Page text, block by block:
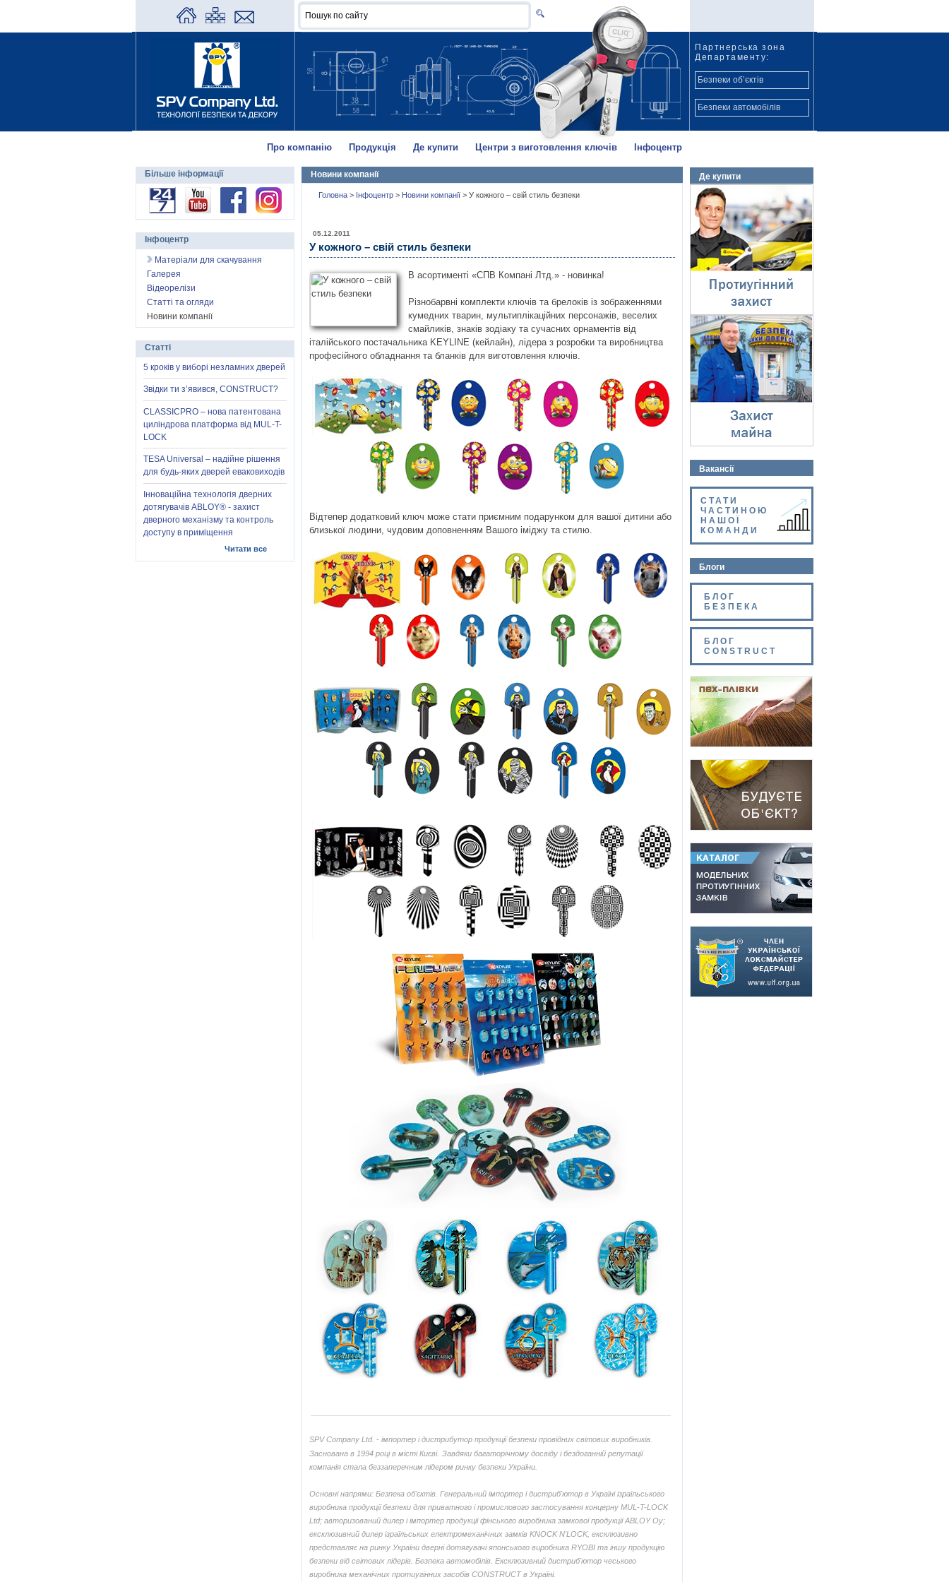
Партнерська зона
Департаменту:
Безпеки об’єктів
Безпеки автомобілів
Про компанію Продукція Де купити Центри з виготовлення ключів Інфоцентр
Новини компанії
Головна > Інфоцентр > Новини компанії > У кожного – свій стиль безпеки
05.12.2011
У кожного – свій стиль безпеки
В асортименті «СПВ Компані Лтд.» - новинка!
Різнобарвні комплекти ключів та брелоків із зображеннями
кумедних тварин, мультиплікаційних персонажів, веселих
смайликів, знаків зодіаку та сучасних орнаментів від
італійського постачальника KEYLINE (кейлайн), лідера з розробки та виробництва
професійного обладнання та бланків для виготовлення ключів.
Відтепер додатковий ключ може стати приємним подарунком для вашої дитини або
близької людини, чудовим доповненням Вашого іміджу та стилю.
SPV Company Ltd. - імпортер і дистрибутор продукції безпеки провідних світових виробників.
Заснована в 1994 році в місті Києві. Завдяки багаторічному досвіду і бездоганній репутації
компанія стала беззаперечним лідером ринку безпеки України.
Основні напрями: Безпека об'єктів. Генеральний імпортер і дистриб'ютор в Україні ізраїльського
виробника продукції безпеки для приватного і промислового застосування концерну MUL-T-LOCK
Ltd; авторизований дилер і імпортер продукції фінського виробника замкової продукції ABLOY Oy;
ексклюзивний дилер ізраїльських електромеханічних замків KNOCK N'LOCK, ексклюзивно
представляє на ринку України дверні дотягувачі японського виробника RYOBI та іншу продукцію
безпеки від світових лідерів. Безпека автомобілів. Ексклюзивний дистриб'ютор чеського
виробника механічних протиугінних засобів CONSTRUCT в Україні.
Де купити
Протиугінний захист
⇓
Захист майна
⇓
Вакансії
СТАТИ
ЧАСТИНОЮ
НАШОЇ
КОМАНДИ
Блоги
БЛОГ
БЕЗПЕКА
БЛОГ
CONSTRUCT
Більше інформації
Інфоцентр
Матеріали для скачування
Галерея
Відеорелізи
Статті та огляди
Новини компанії
Статті
5 кроків у виборі незламних дверей
Звідки ти з’явився, CONSTRUCT?
CLASSICPRO – нова патентована
циліндрова платформа від MUL-T-
LOCK
TESA Universal – надійне рішення
для будь-яких дверей еваковиходів
Інноваційна технологія дверних
дотягувачів ABLOY® - захист
дверного механізму та контроль
доступу в приміщення
Читати все